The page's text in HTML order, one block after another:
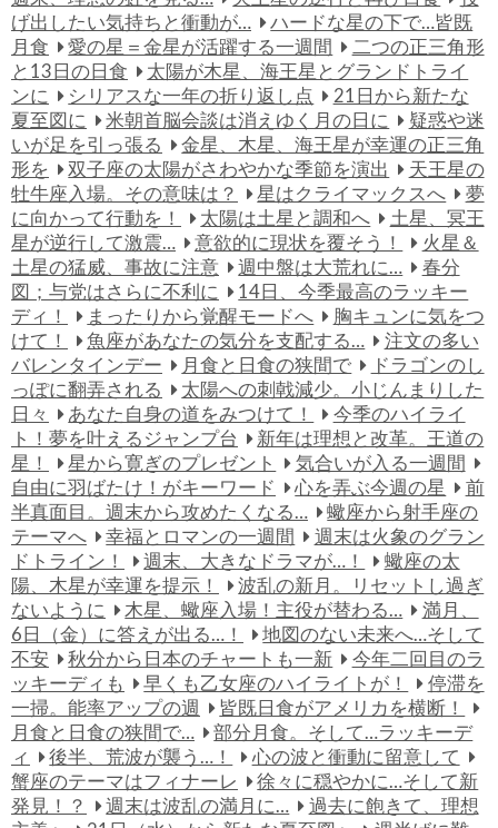
げ出したい気持ちと衝動が…
ハードな星の下で…皆既
月食
愛の星＝金星が活躍する一週間
二つの正三角形
と13日の日食
太陽が木星、海王星とグランドトライ
ンに
シリアスな一年の折り返し点
21日から新たな
夏至図に
米朝首脳会談は消えゆく月の日に
疑惑や迷
いが足を引っ張る
金星、木星、海王星が幸運の正三角
形を
双子座の太陽がさわやかな季節を演出
天王星の
牡牛座入場。その意味は？
星はクライマックスへ
夢
に向かって行動を！
太陽は土星と調和へ
土星、冥王
星が逆行して激震…
意欲的に現状を覆そう！
火星＆
土星の猛威、事故に注意
週中盤は大荒れに…
春分
図；与党はさらに不利に
14日、今季最高のラッキー
ディ！
まったりから覚醒モードへ
胸キュンに気をつ
けて！
魚座があなたの気分を支配する…
注文の多い
バレンタインデー
月食と日食の狭間で
ドラゴンのし
っぽに翻弄される
太陽への刺戟減少。小じんまりした
日々
あなた自身の道をみつけて！
今季のハイライ
ト！夢を叶えるジャンプ台
新年は理想と改革。王道の
星！
星から寛ぎのプレゼント
気合いが入る一週間
自由に羽ばたけ！がキーワード
心を弄ぶ今週の星
前
半真面目。週末から攻めたくなる…
蠍座から射手座の
テーマへ
幸福とロマンの一週間
週末は火象のグラン
ドトライン！
週末、大きなドラマが…！
蠍座の太
陽、木星が幸運を提示！
波乱の新月。リセットし過ぎ
ないように
木星、蠍座入場！主役が替わる…
満月、
6日（金）に答えが出る…！
地図のない未来へ…そして
不安
秋分から日本のチャートも一新
今年二回目のラ
ッキーディも
早くも乙女座のハイライトが！
停滞を
一掃。能率アップの週
皆既日食がアメリカを横断！
月食と日食の狭間で…
部分月食。そして…ラッキーデ
ィ
後半、荒波が襲う…！
心の波と衝動に留意して
蟹座のテーマはフィナーレ
徐々に穏やかに…そして新
発見！？
週末は波乱の満月に…
過去に飽きて、理想